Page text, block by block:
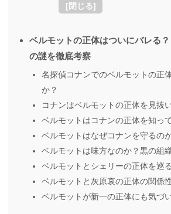
[閉じる]
ベルモットの正体はついにバレる
の謎を徹底考察
名探偵コナンでのベルモットの正
か？
コナンはベルモットの正体を見抜
ベルモットはコナンの正体を知っ
ベルモットはなぜコナンを守るの
ベルモットは味方なのか？黒の組
ベルモットとシェリーの正体を巡
ベルモットと灰原哀の正体の関係
ベルモットが新一の正体にも気づ